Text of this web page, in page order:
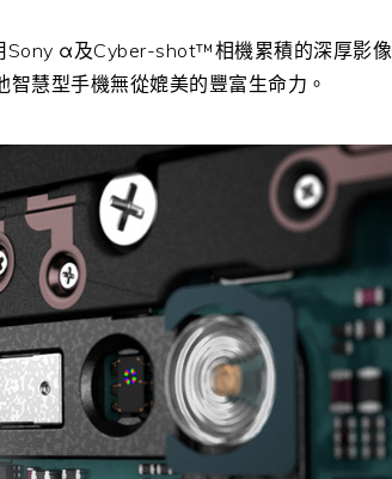
Sony α及Cyber-shot™相機累積的深厚影像
慧型手機無從媲美的豐富生命力。